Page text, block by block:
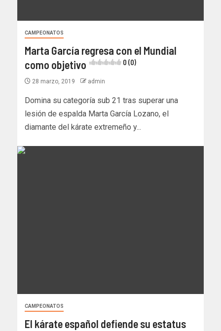
CAMPEONATOS
Marta García regresa con el Mundial
como objetivo
0 (0)
28 marzo, 2019 admin
Domina su categoría sub 21 tras superar una
lesión de espalda Marta García Lozano, el
diamante del kárate extremeño y...
CAMPEONATOS
El kárate español defiende su estatus